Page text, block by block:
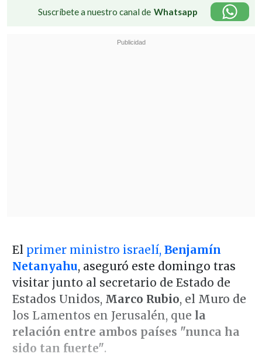
Suscríbete a nuestro canal de Whatsapp
El primer ministro israelí,Benjamín
Netanyahu, aseguró este domingo tras
visitar junto al secretario de Estado de
Estados Unidos, Marco Rubio, el Muro de
los Lamentos en Jerusalén, que la
relación entre ambos países "nunca ha
sido tan fuerte".